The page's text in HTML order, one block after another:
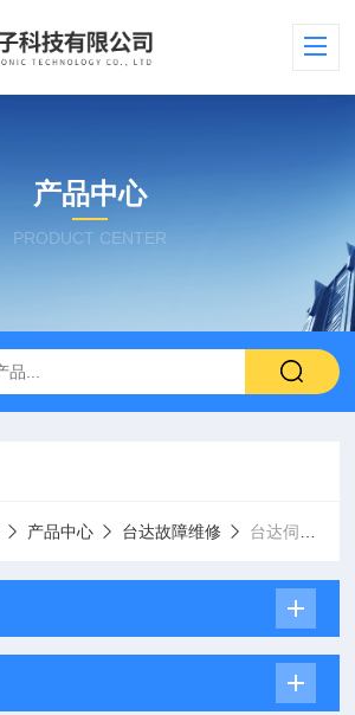
产品中心
PRODUCT CENTER
产品中心 台达故障维修 台达伺服驱动器维修